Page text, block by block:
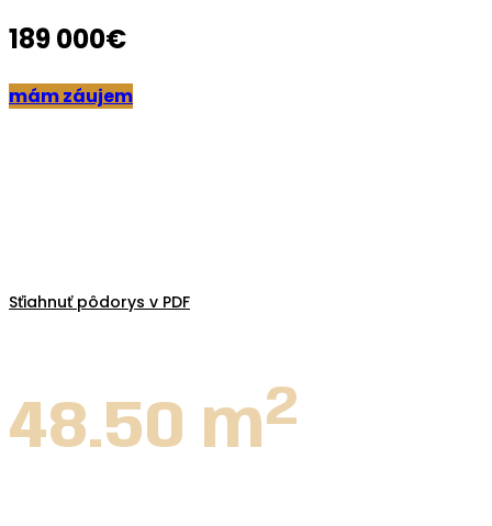
189 000€
mám záujem
Sťiahnuť pôdorys v PDF
48.50 m2